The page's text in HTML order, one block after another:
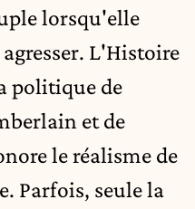
lorsqu'elle
L'Histoire
politique de
et de
le réalisme de
Parfois, seule la